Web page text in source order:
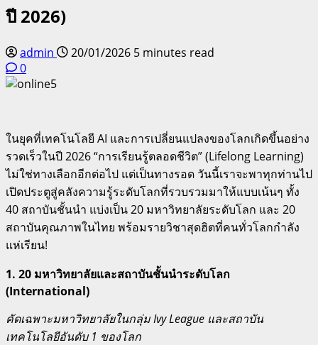
ปี 2026)
admin 20/01/2026 5 minutes read
0
ในยุคที่เทคโนโลยี AI และการเปลี่ยนแปลงของโลกเกิดขึ้นอย่าง
รวดเร็วในปี 2026 “การเรียนรู้ตลอดชีวิต” (Lifelong Learning)
ไม่ใช่ทางเลือกอีกต่อไป แต่เป็นทางรอด วันนี้เราจะพาทุกท่านไป
เปิดประตูสู่คลังความรู้ระดับโลกที่รวบรวมมาให้แบบเน้นๆ ทั้ง
40 สถาบันชั้นนำ แบ่งเป็น 20 มหาวิทยาลัยระดับโลก และ 20
สถาบันคุณภาพในไทย พร้อมรายวิชาสุดฮิตที่คนทั่วโลกกำลัง
แห่เรียน!
1. 20 มหาวิทยาลัยและสถาบันชั้นนำระดับโลก
(International)
คัดเฉพาะมหาวิทยาลัยในกลุ่ม Ivy League และสถาบัน
เทคโนโลยีอันดับ 1 ของโลก